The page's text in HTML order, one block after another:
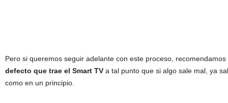
Pero si queremos seguir adelante con este proceso, recomendamos
defecto que trae el Smart TV a tal punto que si algo sale mal, ya
como en un principio.